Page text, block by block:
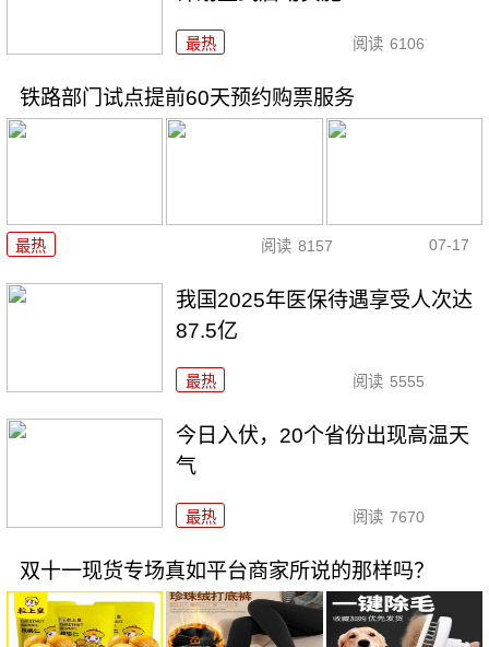
最热 阅读 6106
铁路部门试点提前60天预约购票服务
最热 阅读 8157 07-17
我国2025年医保待遇享受人次达
87.5亿
最热 阅读 5555
今日入伏，20个省份出现高温天
气
最热 阅读 7670
双十一现货专场真如平台商家所说的那样吗？